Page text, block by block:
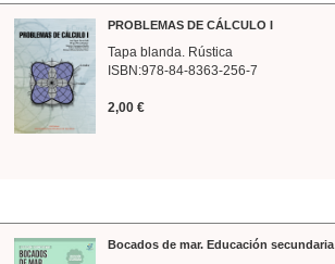
PROBLEMAS DE CÁLCULO I
Tapa blanda. Rústica
ISBN:978-84-8363-256-7
2,00 €
Bocados de mar. Educación secundaria